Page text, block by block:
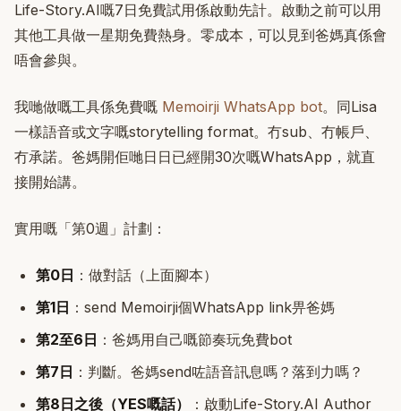
Life-Story.AI嘅7日免費試用係啟動先計。啟動之前可以用
其他工具做一星期免費熱身。零成本，可以見到爸媽真係會
唔會參與。
我哋做嘅工具係免費嘅 Memoirji WhatsApp bot。同Lisa
一樣語音或文字嘅storytelling format。冇sub、冇帳戶、
冇承諾。爸媽開佢哋日日已經開30次嘅WhatsApp，就直
接開始講。
實用嘅「第0週」計劃：
第0日 ：做對話（上面腳本）
第1日 ：send Memoirji個WhatsApp link畀爸媽
第2至6日 ：爸媽用自己嘅節奏玩免費bot
第7日 ：判斷。爸媽send咗語音訊息嗎？落到力嗎？
第8日之後（YES嘅話）
：啟動Life-Story.AI Author